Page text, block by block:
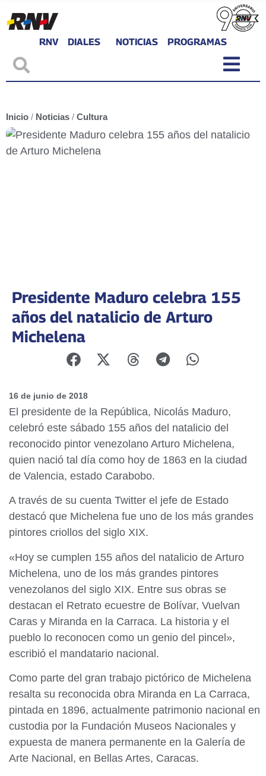
RNV DIALES NOTICIAS PROGRAMAS
Inicio / Noticias / Cultura
Presidente Maduro celebra 155
años del natalicio de Arturo
Michelena
16 de junio de 2018
El presidente de la República, Nicolás Maduro,
celebró este sábado 155 años del natalicio del
reconocido pintor venezolano Arturo Michelena,
quien nació tal día como hoy de 1863 en la ciudad
de Valencia, estado Carabobo.
A través de su cuenta Twitter el jefe de Estado
destacó que Michelena fue uno de los más grandes
pintores criollos del siglo XIX.
«Hoy se cumplen 155 años del natalicio de Arturo
Michelena, uno de los más grandes pintores
venezolanos del siglo XIX. Entre sus obras se
destacan el Retrato ecuestre de Bolívar, Vuelvan
Caras y Miranda en la Carraca. La historia y el
pueblo lo reconocen como un genio del pincel»,
escribió el mandatario nacional.
Como parte del gran trabajo pictórico de Michelena
resalta su reconocida obra Miranda en La Carraca,
pintada en 1896, actualmente patrimonio nacional en
custodia por la Fundación Museos Nacionales y
expuesta de manera permanente en la Galería de
Arte Nacional, en Bellas Artes, Caracas.